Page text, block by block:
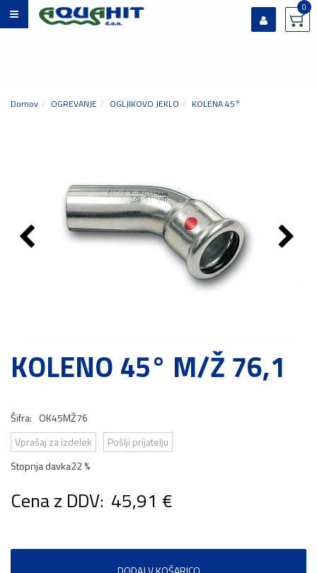
0
Domov OGREVANJE OGLJIKOVO JEKLO KOLENA 45°
KOLENO 45° M/Ž 76,1
Šifra: OK45MŽ76
Vprašaj za izdelek
Pošlji prijatelju
Stopnja davka22 %
Cena z DDV: 45,91 €